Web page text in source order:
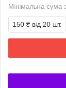
Мінімальна сума
150 ₴ від 20 шт.